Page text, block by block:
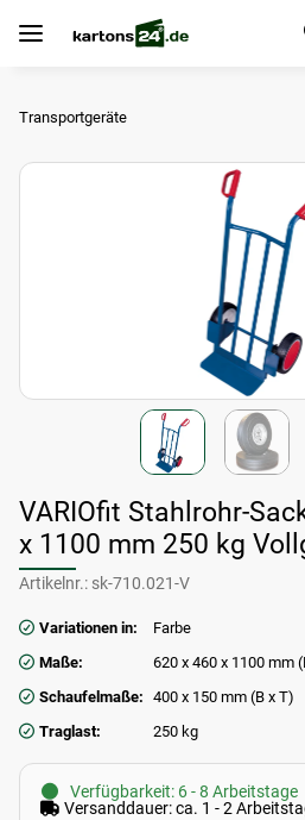
Transportgeräte
VARIOfit Stahlrohr-
x 1100 mm 250 kg
Artikelnr.: sk-710.021-V
Variationen in:
Farbe
Maße:
620 x 460 x 1100 mm
Schaufelmaße: 400 x 150 mm (B x T)
Traglast:
250 kg
Verfügbarkeit: 6 - 8 Arbeitstage
Versanddauer: ca. 1 - 2